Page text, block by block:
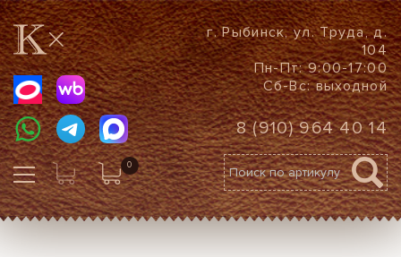
г. Рыбинск, ул. Труда, д.
104
Пн-Пт: 9:00-17:00
Сб-Вс: выходной
8 (910) 964 40 14
0